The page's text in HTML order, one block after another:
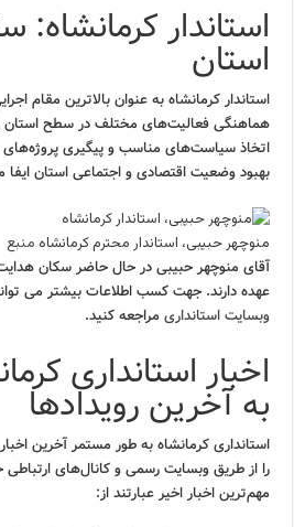
استاندار کرمانشاه:
استان
استاندار کرمانشاه به عنوان بالاترین مقام
هماهنگی فعالیت‌های مختلف در سطح استان را
اتخاذ سیاست‌های مناسب و پیگیری
بهبود وضعیت اقتصادی و اجتماعی استان ایفا
منوچهر حبیبی، استاندار محترم کرمانشاه منبع
آقای منوچهر حبیبی در حال حاضر سکان هدایت
عهده دارند. جهت کسب اطلاعات بیشتر می
وبسایت استانداری مراجعه کنید.
اخبار استانداری
به آخرین رویدادها
استانداری کرمانشاه به طور مستمر آخرین
را از طریق وبسایت رسمی و کانال‌های
مهم‌ترین اخبار اخیر عبارتند از: